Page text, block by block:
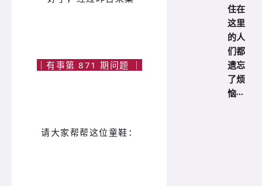
｜有事第 871 期问题 ｜
请大家帮帮这位童鞋：
住在
这里
的人
们都
遗忘
了烦
恼···